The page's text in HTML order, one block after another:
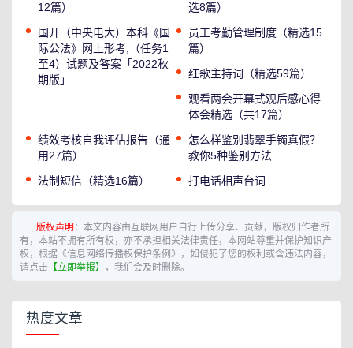
12篇）
选8篇）
国开（中央电大）本科《国
际公法》网上形考,（任务1
至4）试题及答案「2022秋
期版」
员工考勤管理制度（精选15
篇）
红歌主持词（精选59篇）
观看两会开幕式观后感心得
体会精选（共17篇）
绩效考核自我评估报告（通
用27篇）
怎么样鉴别翡翠手镯真假？
教你5种鉴别方法
法制短信（精选16篇）
打电话相声台词
版权声明 ：本文内容由互联网用户自行上传分享、贡献，版权归作者所
有，本站不拥有所有权，亦不承担相关法律责任，本网站尊重并保护知识产
权，根据《信息网络传播权保护条例》，如侵犯了您的权利或含违法内容，
请点击 【立即举报】 ，我们会及时删除。
热度文章